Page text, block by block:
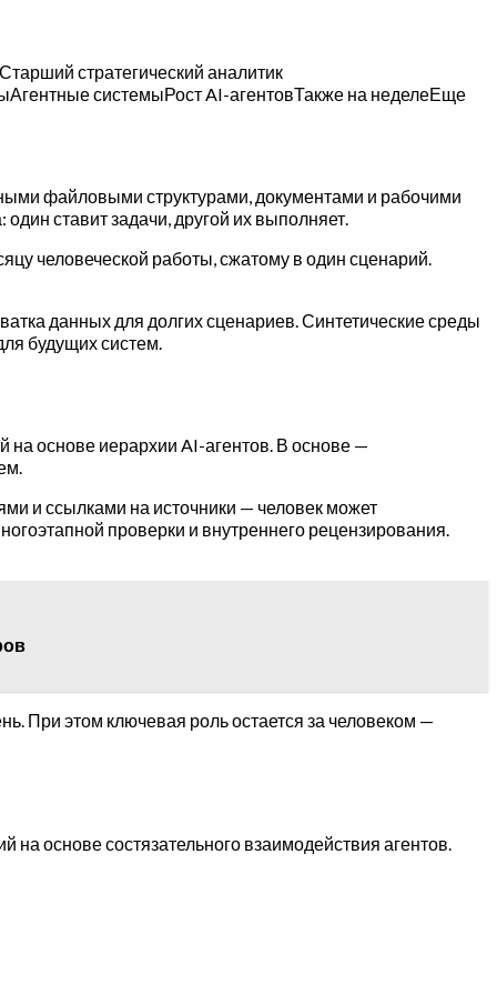
стратегический аналитик
системыРост AI-агентовТакже на неделеЕще
файловыми структурами, документами и рабочими
ставит задачи, другой их выполняет.
человеческой работы, сжатому в один сценарий.
данных для долгих сценариев. Синтетические среды
будущих систем.
на основе иерархии AI-агентов. В основе —
и ссылками на источники — человек может
проверки и внутреннего рецензирования.
При этом ключевая роль остается за человеком —
на основе состязательного взаимодействия агентов.